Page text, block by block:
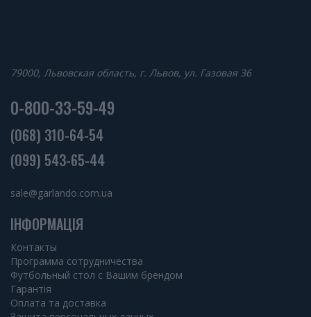
79000, Львовская область, г. Львов, ул. Газовая 36
0-800-33-59-49
(068) 310-64-54
(099) 543-65-44
sale@garlando.com.ua
ІНФОРМАЦІЯ
Контакты
Программа сотрудничества
Футбольный стол с Вашим брендом
Гарантія
Оплата та доставка